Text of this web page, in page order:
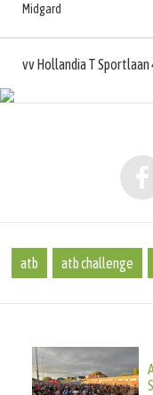
Midgard
vv Hollandia T Sportlaan
atb atb challenge